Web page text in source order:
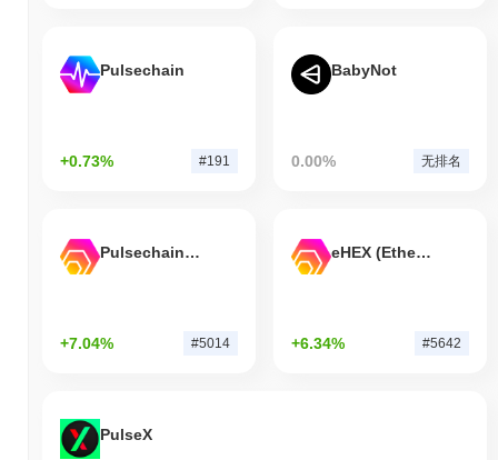
Pulsechain
+0.73% #191
BabyNot
0.00% 无排名
Pulsechain Bridged HEX (Pulsechain)
+7.04% #5014
eHEX (Ethereum)
+6.34% #5642
PulseX